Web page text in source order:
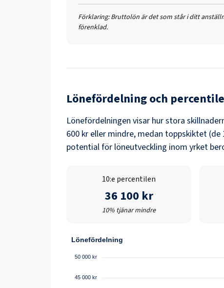
Förklaring: Bruttolön är det som står i ditt
förenklad.
Lönefördelning och
Lönefördelningen visar hur stora
600 kr eller mindre, medan toppskiktet
potential för löneutveckling inom yrket
10:e percentilen
36 100 kr
10% tjänar mindre
Lönefördelning
50 000 kr
45 000 kr